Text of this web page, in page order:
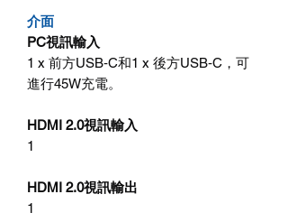
介面
PC視訊輸入
1 x 前方USB‑C和1 x 後方USB‑C，可
進行45W充電。
HDMI 2.0視訊輸入
1
HDMI 2.0視訊輸出
1